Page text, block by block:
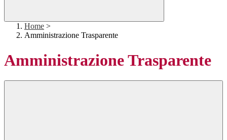
Home >
Amministrazione Trasparente
Amministrazione Trasparente